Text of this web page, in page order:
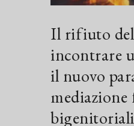
Il rifiuto
incontrare
il nuovo